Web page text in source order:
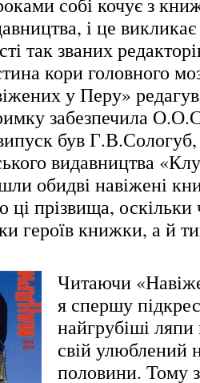
і це
так званих
кори головного
у Перу»
забезпечила
був
видавництва
обидві навіжені
прізвища, оскільки
героїв книжки, а й
Читаючи
я спершу
найгрубіші ляпи
свій улюблений
половини. Тому